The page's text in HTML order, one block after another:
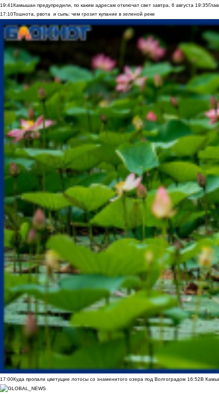
19:41Камышан предупредили, по каким адресам отключат свет завтра, 6 августа 19:35
17:10Тошнота, рвота и сыпь: чем грозит купание в зеленой реке
17:00Куда пропали цветущие лотосы со знаменитого озера под Волгоградом 16:52В